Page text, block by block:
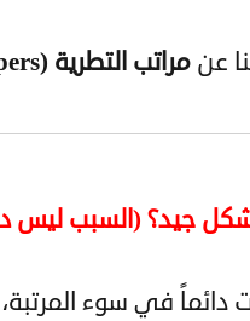
عن مراتب التطرية (Toppers)
جيد؟ (السبب ليس
في سوء المرتبة،